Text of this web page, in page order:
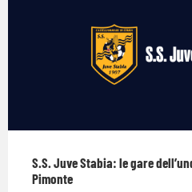
S.S. Juve Stabia: le gare
Pimonte